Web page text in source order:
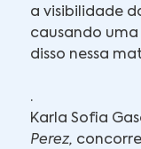
a visibilidade
causando uma
disso nessa
.
Karla Sofia
Perez,